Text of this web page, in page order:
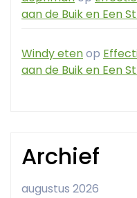
aan de Buik en Een
Windy etenop
aan de Buik en Een
Archief
augustus 2026